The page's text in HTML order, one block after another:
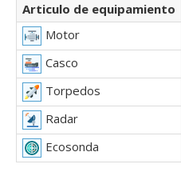
Articulo de equipamiento
Motor
Casco
Torpedos
Radar
Ecosonda